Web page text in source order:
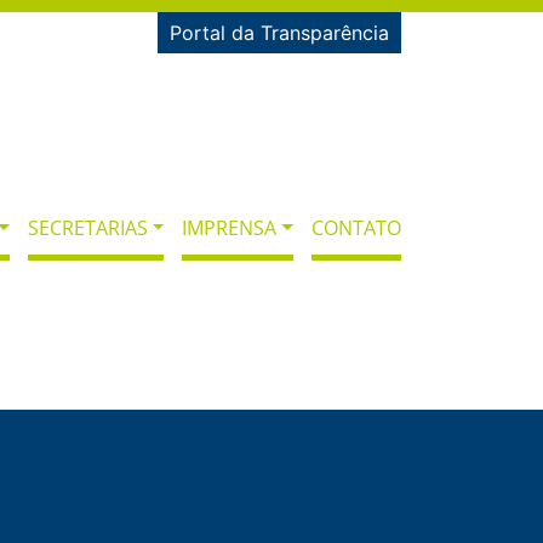
Portal da Transparência
SECRETARIAS IMPRENSA CONTATO